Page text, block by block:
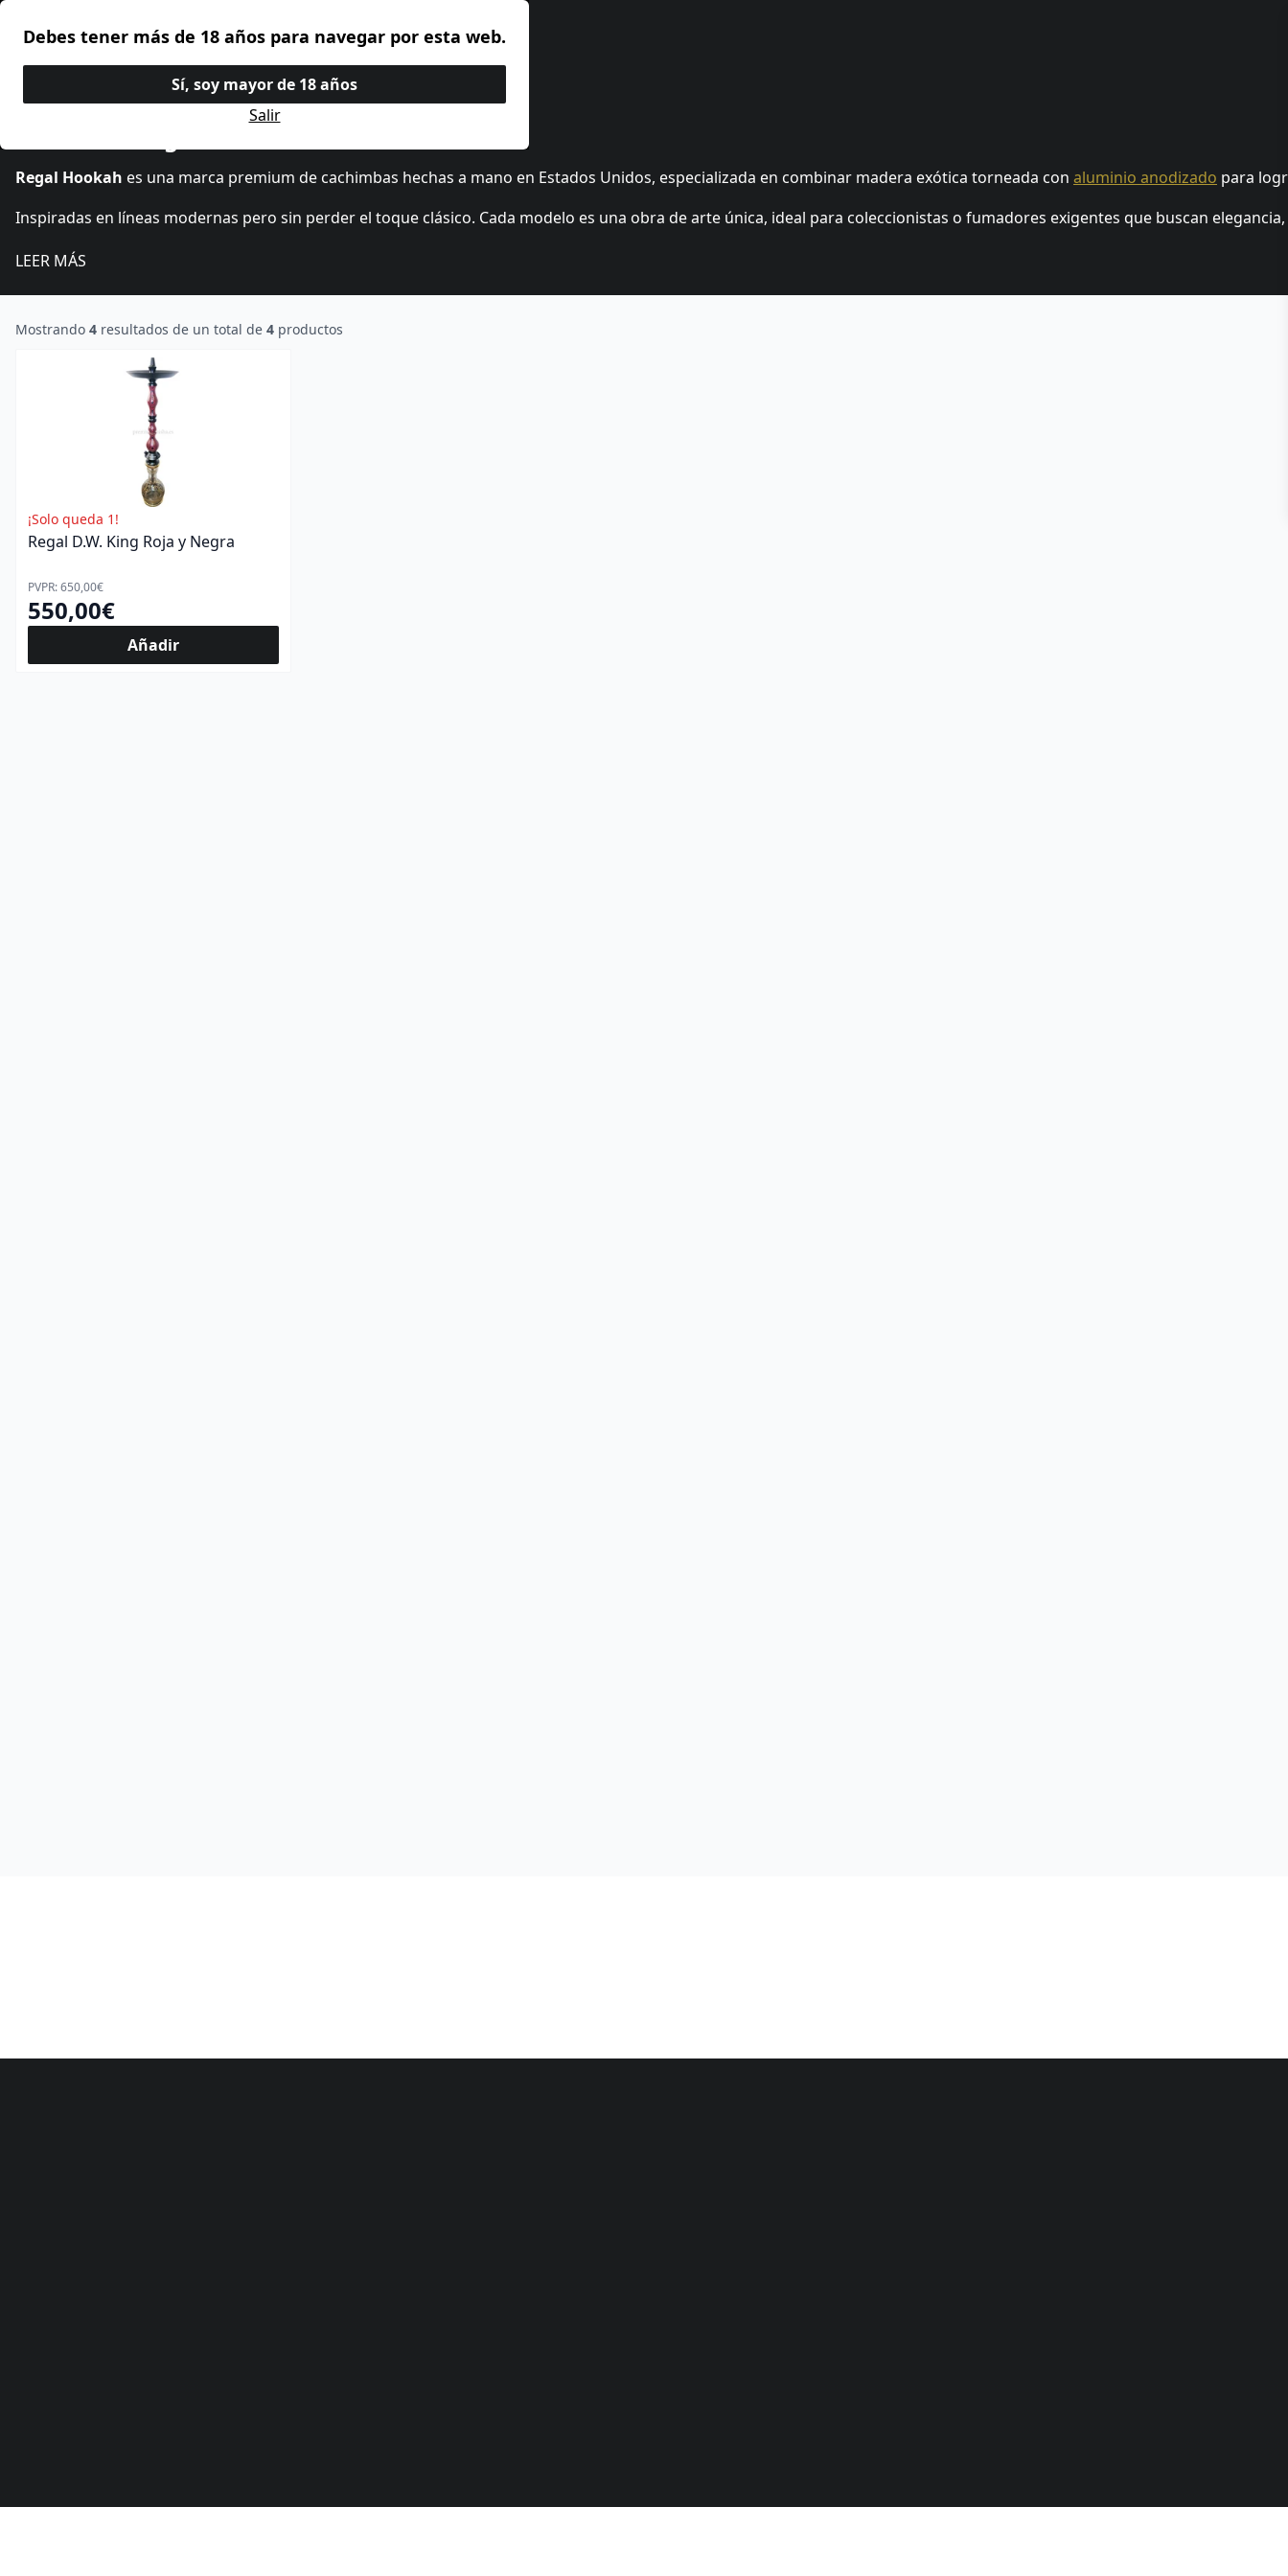
Premium Shisha Todas las categorias
Regal
Regal Hookah es una marca premium de cachimbas hechas a mano en Estados Unidos, especializada en combinar madera exótica torneada con aluminio anodizado para
Inspiradas en líneas modernas pero sin perder el toque clásico. Cada modelo es una obra de arte única, ideal para coleccionistas o fumadores exigentes que buscan
LEER MÁS
Mostrando 4 resultados de un total de 4 productos
¡Solo queda 1!
Regal D.W. King Roja y Negra
PVPR: 650,00€
550,00€
Añadir
Debes tener más de 18 años para navegar por esta web.
Sí, soy mayor de 18 años
Salir